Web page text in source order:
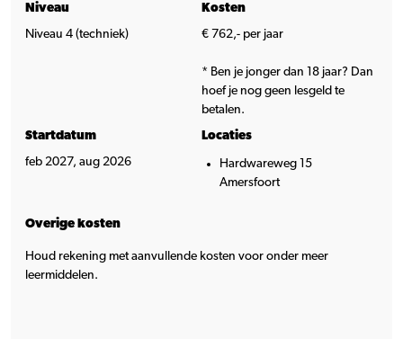
Niveau
Niveau 4 (techniek)
Kosten
€ 762,- per jaar
* Ben je jonger dan 18 jaar? Dan
hoef je nog geen lesgeld te
betalen.
Startdatum
feb 2027, aug 2026
Locaties
Hardwareweg 15
Amersfoort
Overige kosten
Houd rekening met aanvullende kosten voor onder meer
leermiddelen.